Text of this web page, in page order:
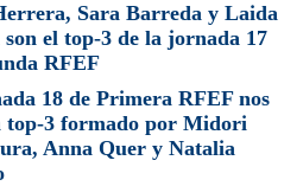
Sara Barreda y Laida
el top-3 de la jornada 17
RFEF
18 de Primera RFEF nos
top-3 formado por Midori
Anna Quer y Natalia